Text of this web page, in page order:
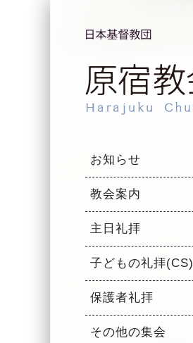
お知らせ
教会案内
主日礼拝
子どもの礼拝(CS)
保護者礼拝
その他の集会